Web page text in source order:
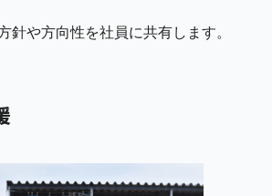
針や方向性を社員に共有します。